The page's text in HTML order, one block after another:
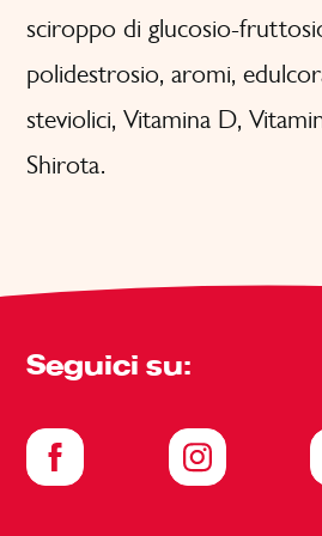
sciroppo di glucosio-
polidestrosio, aromi,
steviolici, Vitamina D,
Shirota.
Seguici su: